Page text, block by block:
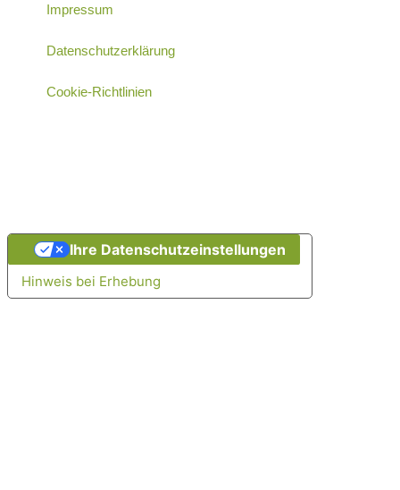
Impressum
Datenschutzerklärung
Cookie-Richtlinien
Hinweis bei Erhebung
Ihre Datenschutzeinstellungen